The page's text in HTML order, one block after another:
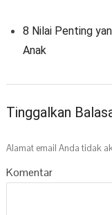
8 Nilai Penting
Anak
Tinggalkan
Alamat email Anda tidak
Komentar